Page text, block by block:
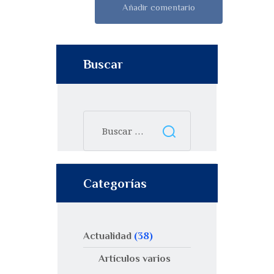
Buscar
Categorías
Actualidad (38)
Artículos varios